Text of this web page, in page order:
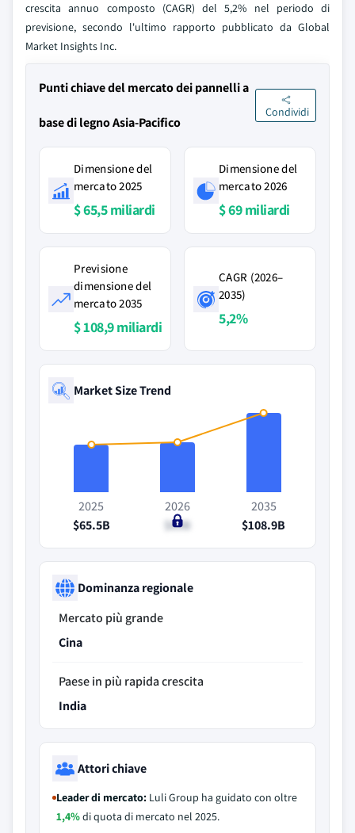
crescita annuo composto (CAGR) del 5,2% nel periodo di
previsione, secondo l'ultimo rapporto pubblicato da Global
Market Insights Inc.
Punti chiave del mercato dei pannelli a
base di legno Asia-Pacifico
Condividi
Dimensione del
mercato 2025
$ 65,5 miliardi
Dimensione del
mercato 2026
$ 69 miliardi
Previsione
dimensione del
mercato 2035
$ 108,9 miliardi
CAGR (2026–
2035)
5,2%
Market Size Trend
2025
$65.5B
2026
$69B
2035
$108.9B
Dominanza regionale
Mercato più grande
Cina
Paese in più rapida crescita
India
Attori chiave
Leader di mercato: Luli Group ha guidato con oltre
1,4%di quota di mercato nel 2025.